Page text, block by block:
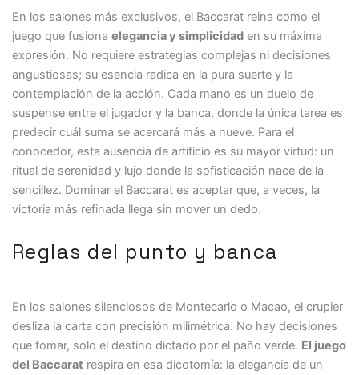
En los salones más exclusivos, el Baccarat reina como el
juego que fusiona elegancia y simplicidaden su máxima
expresión. No requiere estrategias complejas ni decisiones
angustiosas; su esencia radica en la pura suerte y la
contemplación de la acción. Cada mano es un duelo de
suspense entre el jugador y la banca, donde la única tarea es
predecir cuál suma se acercará más a nueve. Para el
conocedor, esta ausencia de artificio es su mayor virtud: un
ritual de serenidad y lujo donde la sofisticación nace de la
sencillez. Dominar el Baccarat es aceptar que, a veces, la
victoria más refinada llega sin mover un dedo.
Reglas del punto y banca
En los salones silenciosos de Montecarlo o Macao, el crupier
desliza la carta con precisión milimétrica. No hay decisiones
que tomar, solo el destino dictado por el paño verde. El juego
del Baccarat respira en esa dicotomía: la elegancia de un